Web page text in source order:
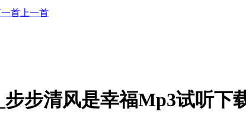
首 上一首
步清风是幸福Mp3试听下